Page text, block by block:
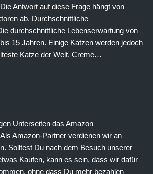
Antwort auf diese Frage hängt von
ab. Durchschnittliche
durchschnittliche Lebenserwartung von
15 Jahren. Einige Katzen werden jedoch
Katze der Welt, Creme…
Unterseiten das Amazon
Amazon-Partner verdienen wir an
Solltest Du nach dem Besuch unserer
Kaufen, kann es sein, dass wir dafür
ohne dass Du mehr bezahlen